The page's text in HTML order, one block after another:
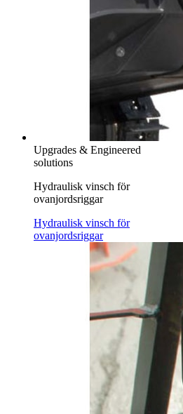
Upgrades & Engineered
solutions
Hydraulisk vinsch för
ovanjordsriggar
Hydraulisk vinsch för
ovanjordsriggar